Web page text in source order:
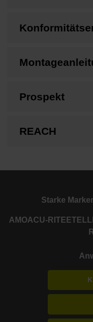
Prospekt
REACH
Starke
AMOACU-RITE ETEL